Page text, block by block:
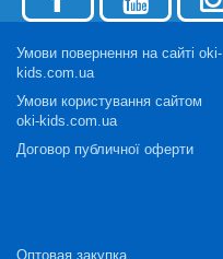
Умови повернення на сайті oki-
kids.com.ua
Умови користування сайтом
oki-kids.com.ua
Договор публичної оферти
Оптовая закупка